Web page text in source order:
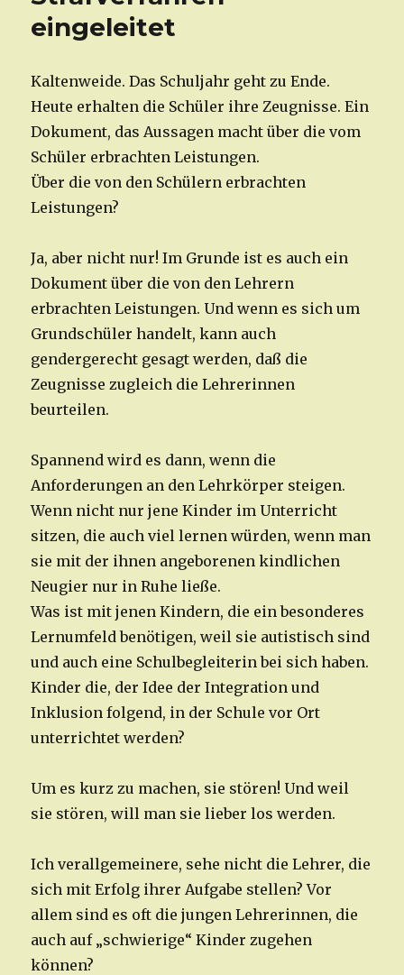
eingeleitet
Kaltenweide. Das Schuljahr geht zu Ende.
Heute erhalten die Schüler ihre Zeugnisse. Ein
Dokument, das Aussagen macht über die vom
Schüler erbrachten Leistungen.
Über die von den Schülern erbrachten
Leistungen?
Ja, aber nicht nur! Im Grunde ist es auch ein
Dokument über die von den Lehrern
erbrachten Leistungen. Und wenn es sich um
Grundschüler handelt, kann auch
gendergerecht gesagt werden, daß die
Zeugnisse zugleich die Lehrerinnen
beurteilen.
Spannend wird es dann, wenn die
Anforderungen an den Lehrkörper steigen.
Wenn nicht nur jene Kinder im Unterricht
sitzen, die auch viel lernen würden, wenn man
sie mit der ihnen angeborenen kindlichen
Neugier nur in Ruhe ließe.
Was ist mit jenen Kindern, die ein besonderes
Lernumfeld benötigen, weil sie autistisch sind
und auch eine Schulbegleiterin bei sich haben.
Kinder die, der Idee der Integration und
Inklusion folgend, in der Schule vor Ort
unterrichtet werden?
Um es kurz zu machen, sie stören! Und weil
sie stören, will man sie lieber los werden.
Ich verallgemeinere, sehe nicht die Lehrer, die
sich mit Erfolg ihrer Aufgabe stellen? Vor
allem sind es oft die jungen Lehrerinnen, die
auch auf „schwierige“ Kinder zugehen
können?